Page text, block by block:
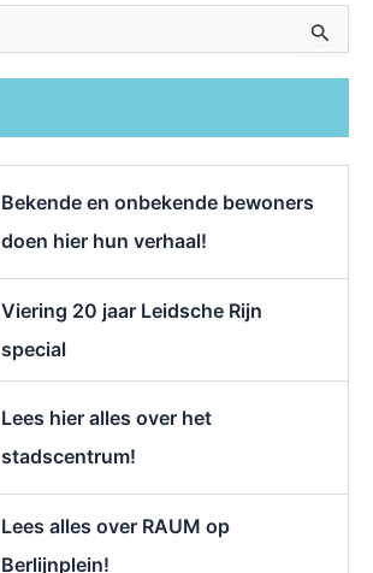
Bekende en onbekende bewoners
doen hier hun verhaal!
Viering 20 jaar Leidsche Rijn
special
Lees hier alles over het
stadscentrum!
Lees alles over RAUM op
Berlijnplein!